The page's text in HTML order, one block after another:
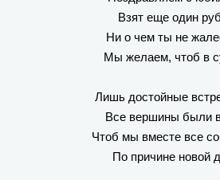
Взят еще один
Ни о чем ты не
Мы желаем, чтоб в
Лишь достойные
Все вершины были
Чтоб мы вместе все
По причине новой